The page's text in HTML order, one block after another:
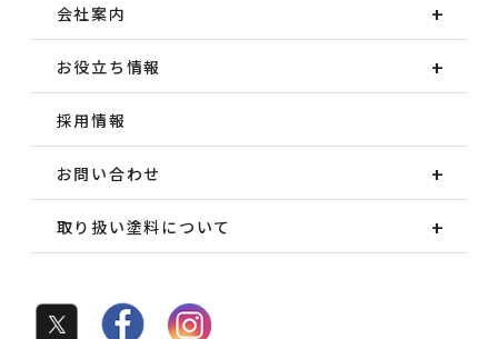
会社案内
お役立ち情報
採用情報
お問い合わせ
取り扱い塗料について